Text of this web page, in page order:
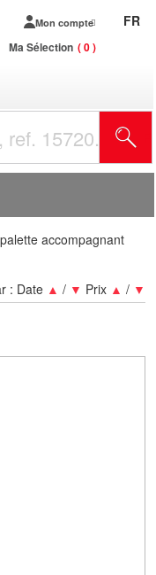
Mon compte
Ma Sélection 0
FR
accompagnant
: Date ▲ / ▼ Prix ▲ / ▼